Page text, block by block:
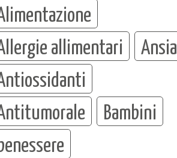
allimentari
Ansia
Bambini